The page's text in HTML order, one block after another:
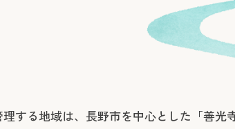
する地域は、長野市を中心とした「善光